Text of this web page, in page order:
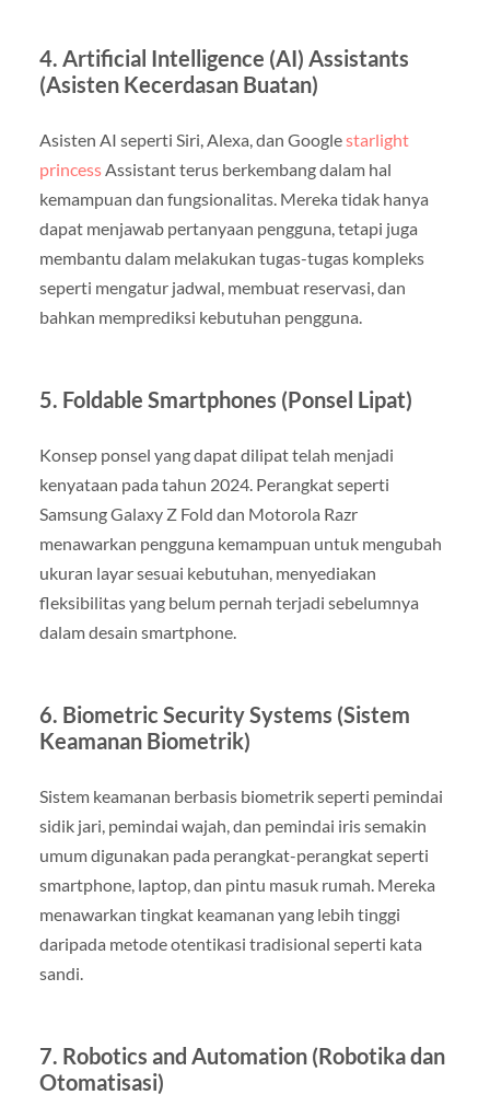
4. Artificial Intelligence (AI) Assistants
(Asisten Kecerdasan Buatan)
Asisten AI seperti Siri, Alexa, dan Googlestarlight
princessAssistant terus berkembang dalam hal
kemampuan dan fungsionalitas. Mereka tidak hanya
dapat menjawab pertanyaan pengguna, tetapi juga
membantu dalam melakukan tugas-tugas kompleks
seperti mengatur jadwal, membuat reservasi, dan
bahkan memprediksi kebutuhan pengguna.
5. Foldable Smartphones (Ponsel Lipat)
Konsep ponsel yang dapat dilipat telah menjadi
kenyataan pada tahun 2024. Perangkat seperti
Samsung Galaxy Z Fold dan Motorola Razr
menawarkan pengguna kemampuan untuk mengubah
ukuran layar sesuai kebutuhan, menyediakan
fleksibilitas yang belum pernah terjadi sebelumnya
dalam desain smartphone.
6. Biometric Security Systems (Sistem
Keamanan Biometrik)
Sistem keamanan berbasis biometrik seperti pemindai
sidik jari, pemindai wajah, dan pemindai iris semakin
umum digunakan pada perangkat-perangkat seperti
smartphone, laptop, dan pintu masuk rumah. Mereka
menawarkan tingkat keamanan yang lebih tinggi
daripada metode otentikasi tradisional seperti kata
sandi.
7. Robotics and Automation (Robotika dan
Otomatisasi)